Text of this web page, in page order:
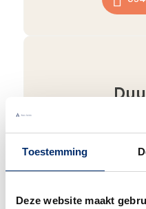
Toestemming
Deze website maakt
en duurzaam
papier.Vanaf €
ook nog eens